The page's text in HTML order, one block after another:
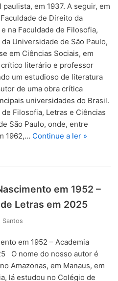
em 1937. A seguir, em
de Direito da
na Faculdade de Filosofia,
Universidade de São Paulo,
em Ciências Sociais, em
literário e professor
um estudioso de literatura
de uma obra crítica
universidades do Brasil.
Filosofia, Letras e Ciências
São Paulo, onde, entre
1962,… Continue a ler »
em 1952 –
Letras em 2025
Santos
em 1952 – Academia
O nome do nosso autor é
Amazonas, em Manaus, em
lá estudou no Colégio de